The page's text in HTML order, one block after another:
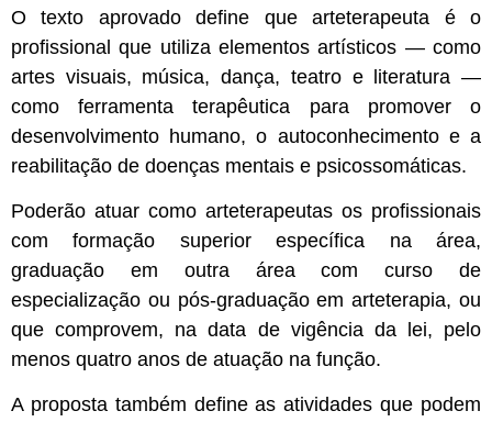
O texto aprovado define que arteterapeuta é o
profissional que utiliza elementos artísticos — como
artes visuais, música, dança, teatro e literatura —
como ferramenta terapêutica para promover o
desenvolvimento humano, o autoconhecimento e a
reabilitação de doenças mentais e psicossomáticas.
Poderão atuar como arteterapeutas os profissionais
com formação superior específica na área,
graduação em outra área com curso de
especialização ou pós-graduação em arteterapia, ou
que comprovem, na data de vigência da lei, pelo
menos quatro anos de atuação na função.
A proposta também define as atividades que podem